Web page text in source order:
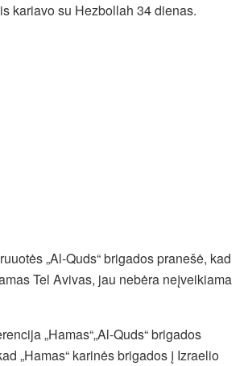
kariavo su Hezbollah 34 dienas.
„Al-Quds“ brigados pranešė, kad
Tel Avivas, jau nebėra neįveikiama
„Hamas“„Al-Quds“ brigados
„Hamas“ karinės brigados į Izraelio